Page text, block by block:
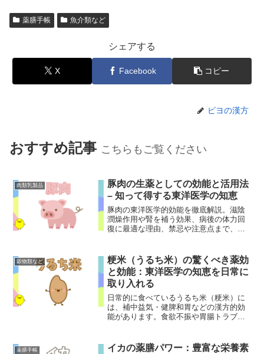
薬膳手帳 魚介類など
シェアする
X Facebook コピー
ピヨの漢方
おすすめ記事 こちらもご覧ください
肉類乳製品
豚肉の生薬としての効能と活用法
– 知って得する東洋医学の知恵
豚肉の東洋医学的効能を徹底解説。滋陰
潤燥作用や腎を補う効果、病後の体力回
復に最適な理由、禁忌や注意点まで、生
穀物類など
粳米（うるち米）の驚くべき薬効
と効能：東洋医学の知恵を日常に
取り入れる
日常的に食べているうるち米（粳米）に
は、補中益気・健脾和胃などの漢方的効
能があります。食欲不振や胃腸トラブ
薬膳手帳
イカの薬膳パワー：豊富な栄養素